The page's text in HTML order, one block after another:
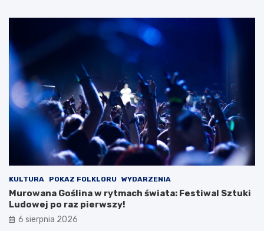
c
k
i
KULTURA POKAZ FOLKLORU WYDARZENIA
Murowana Goślina w rytmach świata: Festiwal Sztuki
Ludowej po raz pierwszy!
6 sierpnia 2026